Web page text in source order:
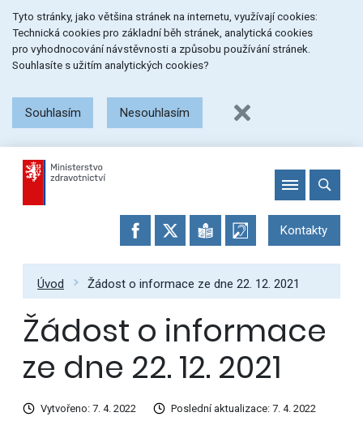
na
menu
na
obsah
na
patičku
stránky
Tyto stránky, jako většina stránek na internetu, využívají cookies:
Technická cookies pro základní běh stránek, analytická cookies
pro vyhodnocování návstěvnosti a způsobu používání stránek.
Souhlasíte s užitím analytických cookies?
Souhlasím Nesouhlasím
Kontakty
Úvod Žádost o informace ze dne 22. 12. 2021
Žádost o informace
ze dne 22. 12. 2021
Vytvořeno: 7. 4. 2022 Poslední aktualizace: 7. 4. 2022